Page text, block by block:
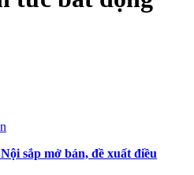
sắp mở bán, đề xuất điều